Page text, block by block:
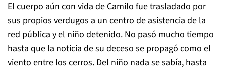
El cuerpo aún con vida de Camilo fue trasladado por
sus propios verdugos a un centro de asistencia de la
red pública y el niño detenido. No pasó mucho tiempo
hasta que la noticia de su deceso se propagó como el
viento entre los cerros. Del niño nada se sabía, hasta